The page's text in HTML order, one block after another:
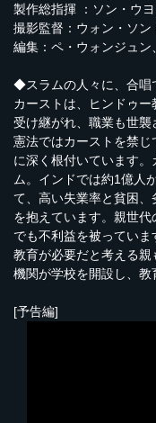
製作総指揮 ：ソン・ウ
撮影監督：ウォン・ソ
編集：ペ・ウォンジュン
◆スラムの人々に、合
カーストは、ヒンドゥ
受け継がれ、職業も世
憲法ではカーストを禁
に深く根付いています
ム。インドでは約1億人
て、高い失業率と貧困
を抱えています。親世
でも不利益を被ってい
教育が必要だと考える
機関が学校を開設し、教
[予告編]